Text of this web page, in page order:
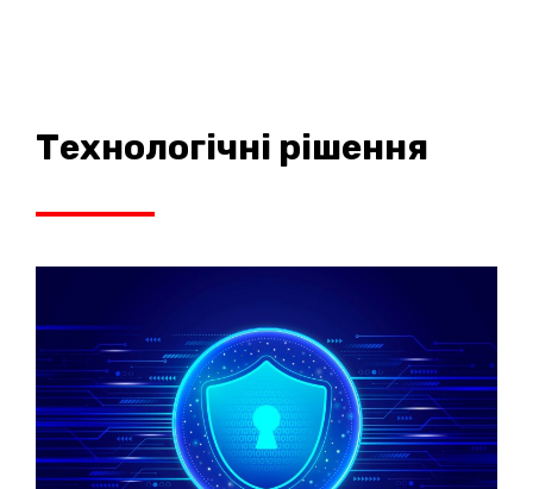
Технологічні рішення